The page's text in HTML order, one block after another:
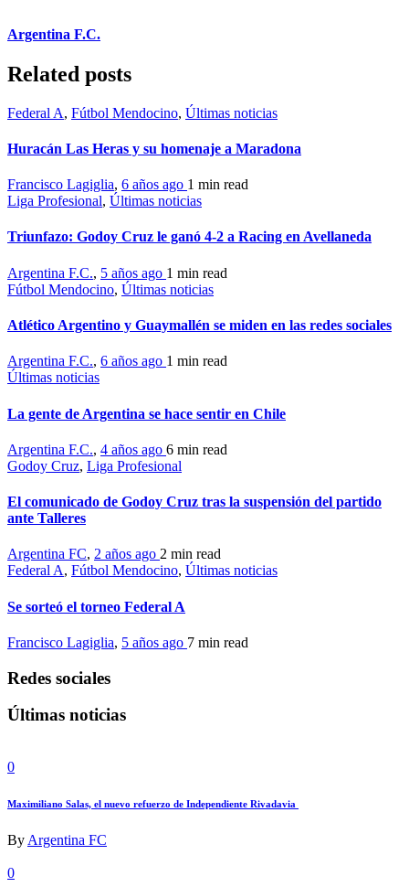
Argentina F.C.
Related posts
Federal A, Fútbol Mendocino, Últimas noticias
Huracán Las Heras y su homenaje a Maradona
Francisco Lagiglia, 6 años ago 1 min read
Liga Profesional, Últimas noticias
Triunfazo: Godoy Cruz le ganó 4-2 a Racing en Avellaneda
Argentina F.C., 5 años ago 1 min read
Fútbol Mendocino, Últimas noticias
Atlético Argentino y Guaymallén se miden en las redes sociales
Argentina F.C., 6 años ago 1 min read
Últimas noticias
La gente de Argentina se hace sentir en Chile
Argentina F.C., 4 años ago 6 min read
Godoy Cruz, Liga Profesional
El comunicado de Godoy Cruz tras la suspensión del partido
ante Talleres
Argentina FC, 2 años ago 2 min read
Federal A, Fútbol Mendocino, Últimas noticias
Se sorteó el torneo Federal A
Francisco Lagiglia, 5 años ago 7 min read
Redes sociales
Últimas noticias
0
Maximiliano Salas, el nuevo refuerzo de Independiente Rivadavia
By Argentina FC
0